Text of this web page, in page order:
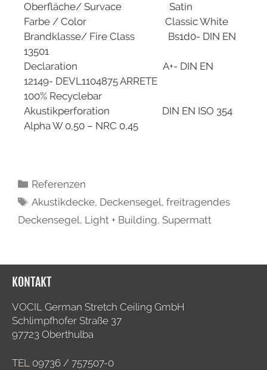
Oberfläche/ Survace Satin
Farbe / Color Classic White
Brandklasse/ Fire Class Bs1d0- DIN EN
13501
Declaration A+- DIN EN
12149- DEVL1104875 ARRETE
100% Recyclebar
Akustikperforation DIN EN ISO 354
Alpha W 0,50 – NRC 0,45
Referenzen
Akustikdecke, Deckensegel,freitragendes
Deckensegel, Light + Building, Supermatt
KONTAKT
VOCIL German Stretch Ceiling GmbH
Schlimpfhofer Straße 37
97723 Oberthulba
TEL 09736 / 757507-0